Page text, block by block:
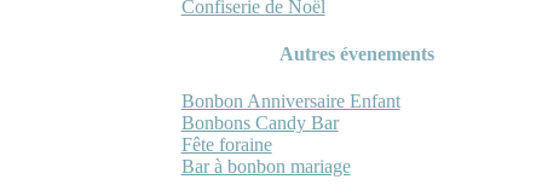
Confiserie de Noël
Autres évenements
Bonbon Anniversaire Enfant
Bonbons Candy Bar
Fête foraine
Bar à bonbon mariage